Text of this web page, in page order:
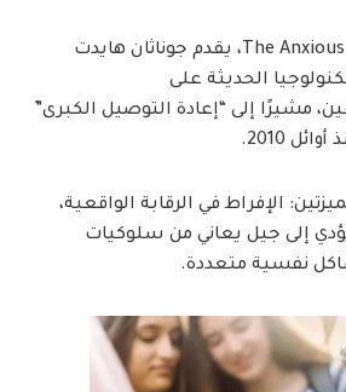
في كتابه The Anxious Generation، يقدم جوناثان هايدت
الحديثة على
مشيرًا إلى “إعادة التوصيل الكبرى”
2010.
الإفراط في الرقابة الواقعية،
إلى جيل يعاني من سلوكيات
نفسية متعددة.